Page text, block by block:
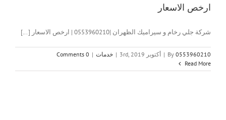
ارخص الاسعار
شركة جلي رخام و سيراميك الظهران |0553960210 | ارخص الاسعار [...]
By 0553960210
| أكتوبر 3rd, 2019 | خدمات |
0 Comments
Read More